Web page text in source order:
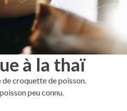
à la thaï
croquette de poisson.
peu connu.